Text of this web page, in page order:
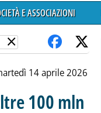
E ASSOCIAZIONI
×
14 aprile 2026
100 mln